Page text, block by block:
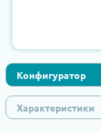
Конфигуратор
Характеристики